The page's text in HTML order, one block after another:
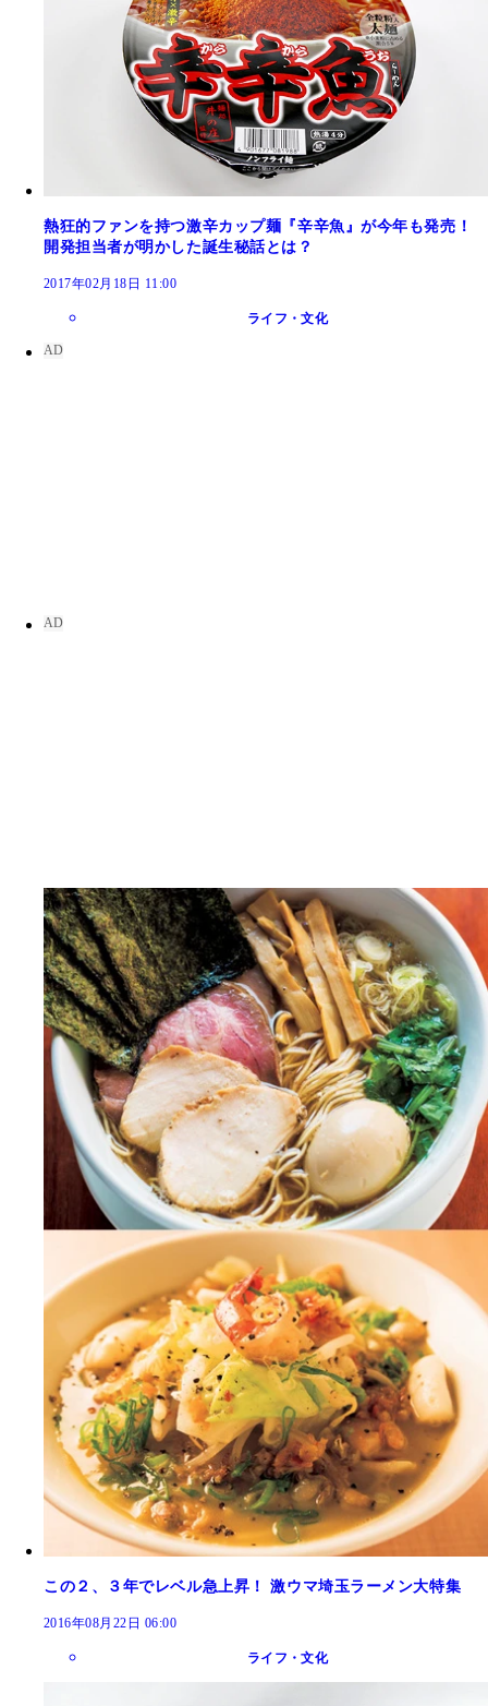
熱狂的ファンを持つ激辛カップ麺『辛辛魚』が今年も発売！
開発担当者が明かした誕生秘話とは？
2017年02月18日 11:00
ライフ・文化
この２、３年でレベル急上昇！ 激ウマ埼玉ラーメン大特集
2016年08月22日 06:00
ライフ・文化